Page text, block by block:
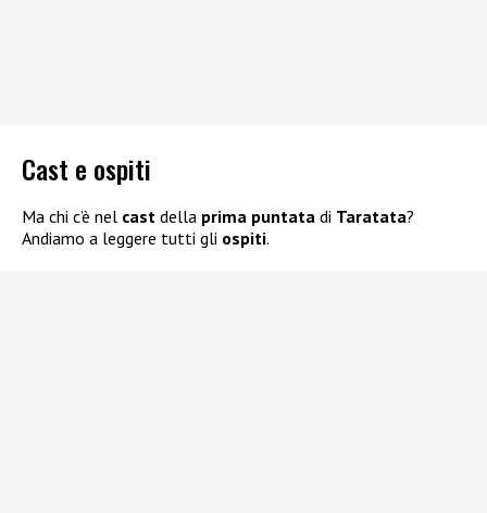
Cast e ospiti
Ma chi c’è nel cast della prima puntata di Taratata?
Andiamo a leggere tutti gli ospiti.